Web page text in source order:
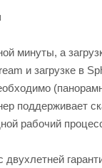
минуты, а
и загрузке в
поддерживает
рабочий